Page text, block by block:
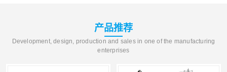
产品推荐
Development, design, production and sales in one of the manufacturing
enterprises